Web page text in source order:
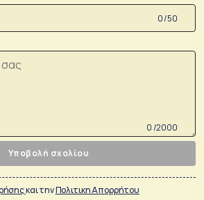
0 /50
0 /2000
Υποβολή σχολίου
και τηνΠολιτικη Απορρήτου